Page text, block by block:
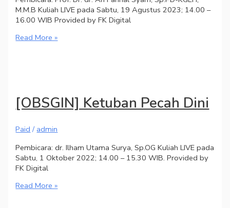
M.M.B Kuliah LIVE pada Sabtu, 19 Agustus 2023; 14.00 –
16.00 WIB Provided by FK Digital
Read More »
[OBSGIN] Ketuban Pecah Dini
Paid / admin
Pembicara: dr. Ilham Utama Surya, Sp.OG Kuliah LIVE pada
Sabtu, 1 Oktober 2022; 14.00 – 15.30 WIB. Provided by
FK Digital
Read More »